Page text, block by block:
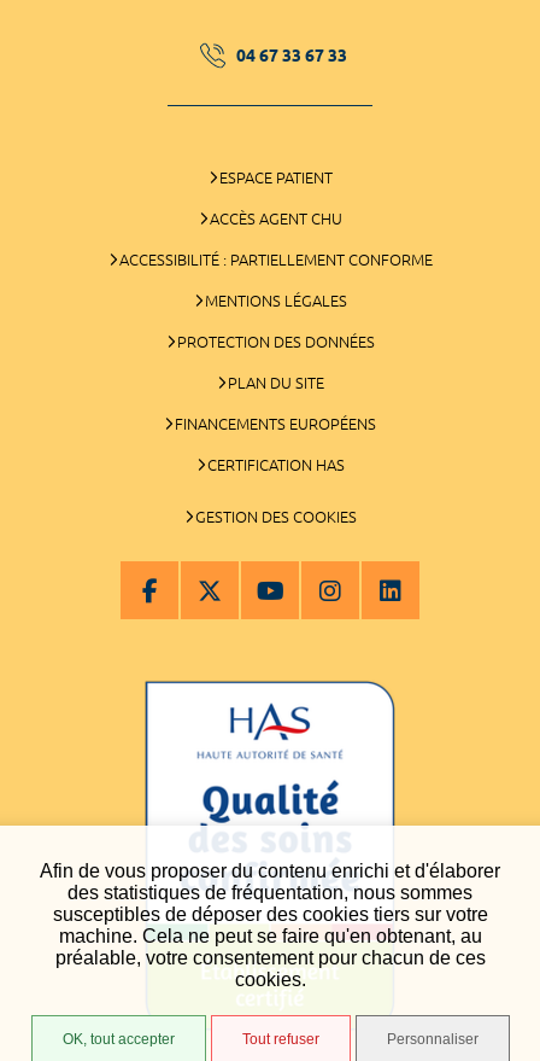
Afin de vous proposer du contenu enrichi et d'élaborer
des statistiques de fréquentation, nous sommes
susceptibles de déposer des cookies tiers sur votre
machine. Cela ne peut se faire qu'en obtenant, au
préalable, votre consentement pour chacun de ces
cookies.
OK, tout accepter Tout refuser Personnaliser
04 67 33 67 33
ESPACE PATIENT
ACCÈS AGENT CHU
ACCESSIBILITÉ : PARTIELLEMENT CONFORME
MENTIONS LÉGALES
PROTECTION DES DONNÉES
PLAN DU SITE
FINANCEMENTS EUROPÉENS
CERTIFICATION HAS
GESTION DES COOKIES